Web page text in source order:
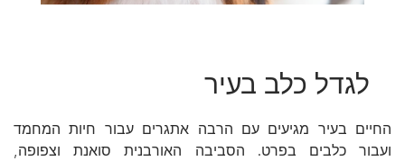
לגדל כלב בעיר
החיים בעיר מגיעים עם הרבה אתגרים עבור חיות המחמד
ועבור כלבים בפרט. הסביבה האורבנית סואנת וצפופה,